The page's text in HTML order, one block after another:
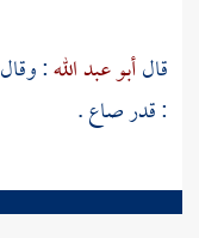
قالأبو عبد الله: وقال
: قدر صاع .